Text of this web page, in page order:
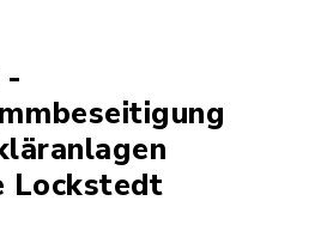
-
Lockstedt